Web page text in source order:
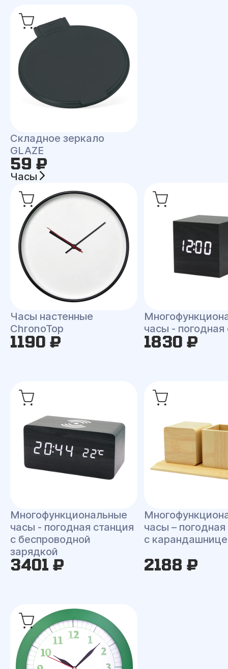
Складное зеркало
GLAZE
59 ₽
Часы
Часы настенные
ChronoTop
1190 ₽
часы - погодная
1830 ₽
Многофункциональные
часы - погодная станция
с беспроводной
зарядкой
3401 ₽
часы –
с
2188 ₽